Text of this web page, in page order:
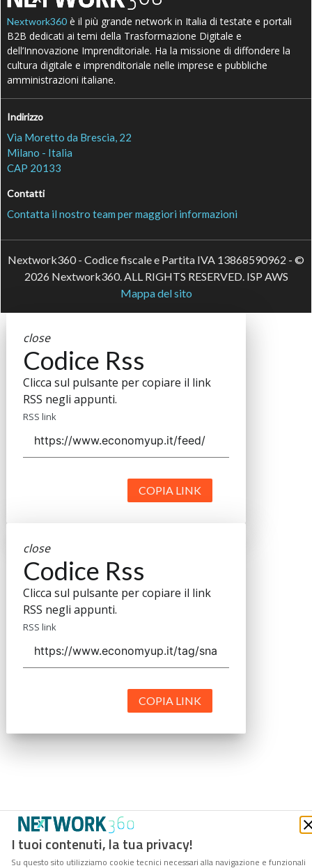
I tuoi contenuti, la tua privacy!
Su questo sito utilizziamo cookie tecnici necessari alla navigazione e funzionali
Nextwork360 è il più grande network in Italia di testate e portali
B2B dedicati ai temi della Trasformazione Digitale e
dell’Innovazione Imprenditoriale. Ha la missione di diffondere la
cultura digitale e imprenditoriale nelle imprese e pubbliche
amministrazioni italiane.
Indirizzo
Via Moretto da Brescia, 22
Milano - Italia
CAP 20133
Contatti
Contatta il nostro team per maggiori informazioni
Nextwork360 - Codice fiscale e Partita IVA 13868590962 - ©
2026 Nextwork360. ALL RIGHTS RESERVED. ISP AWS
Mappa del sito
close
Codice Rss
Clicca sul pulsante per copiare il link
RSS negli appunti.
RSS link
COPIA LINK
close
Codice Rss
Clicca sul pulsante per copiare il link
RSS negli appunti.
RSS link
COPIA LINK